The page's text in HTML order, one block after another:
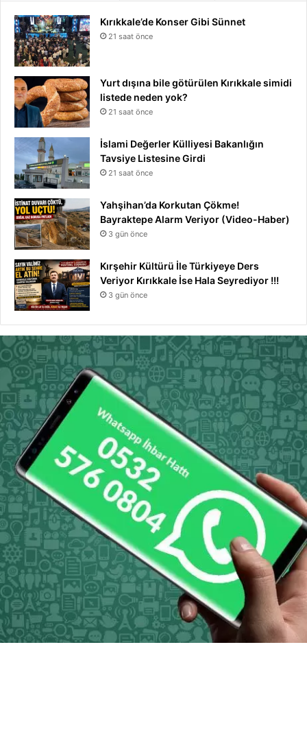
Kırıkkale’de Konser Gibi Sünnet
21 saat önce
Yurt dışına bile götürülen Kırıkkale simidi
listede neden yok?
21 saat önce
İslami Değerler Külliyesi Bakanlığın
Tavsiye Listesine Girdi
21 saat önce
Yahşihan’da Korkutan Çökme!
Bayraktepe Alarm Veriyor (Video-Haber)
3 gün önce
Kırşehir Kültürü İle Türkiyeye Ders
Veriyor Kırıkkale İse Hala Seyrediyor !!!
3 gün önce